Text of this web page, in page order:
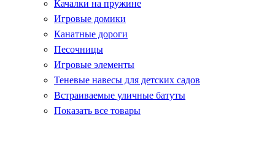
Качалки на пружине
Игровые домики
Канатные дороги
Песочницы
Игровые элементы
Теневые навесы для детских садов
Встраиваемые уличные батуты
Показать все товары